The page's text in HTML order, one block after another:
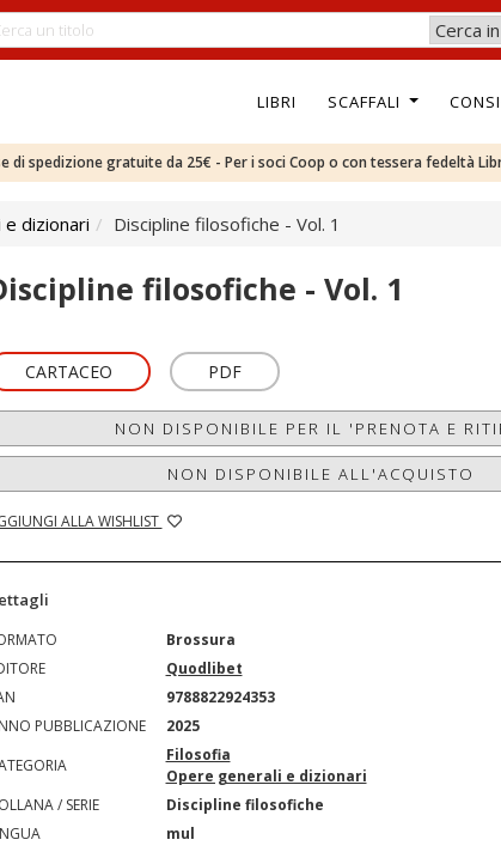
LIBRI SCAFFALI
di spedizione gratuite da 25€ - Per i soci Coop o con tessera fedeltà
dizionari Discipline filosofiche - Vol. 1
filosofiche - Vol. 1
CARTACEO PDF
NON DISPONIBILE PER IL 'PRENOTA E
NON DISPONIBILE ALL'ACQUISTO
ALLA WISHLIST
Brossura
Quodlibet
9788822924353
PUBBLICAZIONE
2025
Filosofia
Opere generali e dizionari
/ SERIE
Discipline filosofiche
mul